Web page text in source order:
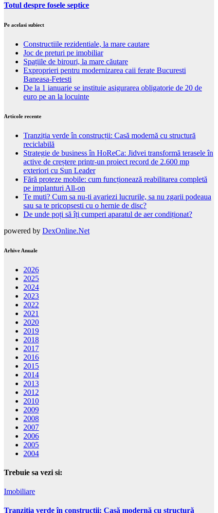
Totul despre fosele septice
Pe acelasi subiect
Constructiile rezidentiale, la mare cautare
Joc de preturi pe imobiliar
Spațiile de birouri, la mare căutare
Exproprieri pentru modernizarea caii ferate Bucuresti
Baneasa-Fetesti
De la 1 ianuarie se instituie asigurarea obligatorie de 20 de
euro pe an la locuinte
Articole recente
Tranziția verde în construcții: Casă modernă cu structură
reciclabilă
Strategie de business în HoReCa: Jidvei transformă terasele în
active de creștere printr-un proiect record de 2.600 mp
exteriori cu Sun Leader
Fără proteze mobile: cum funcționează reabilitarea completă
pe implanturi All-on
Te muti? Cum sa nu-ti avariezi lucrurile, sa nu zgarii podeaua
sau sa te pricopsesti cu o hernie de disc?
De unde poți să îți cumperi aparatul de aer condiționat?
powered by DexOnline.Net
Arhive Anuale
2026
2025
2024
2023
2022
2021
2020
2019
2018
2017
2016
2015
2014
2013
2012
2010
2009
2008
2007
2006
2005
2004
Trebuie sa vezi si:
Imobiliare
Tranziția verde în construcții: Casă modernă cu structură